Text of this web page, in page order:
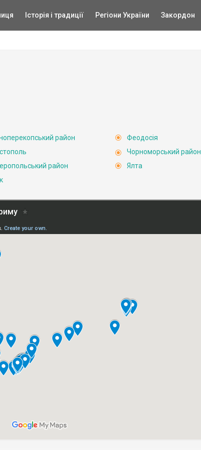
Історія і традиції Регіони України Закордон
район
район
Феодосія
Чорноморський район
Ялта